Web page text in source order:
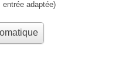
entrée adaptée)